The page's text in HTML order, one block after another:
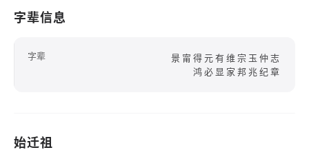
字辈信息
字辈
景甯得元有维宗玉仲志
鸿必显家邦兆纪章
始迁祖